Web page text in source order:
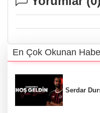
En Çok Okunan
Serdar